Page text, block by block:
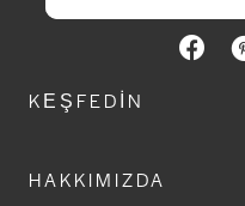
KEŞFEDIN
HAKKIMIZDA